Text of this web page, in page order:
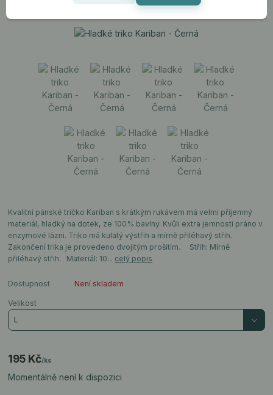
Kvalitní pánské tričko Kariban s krátkým rukávem má velmi příjemný
materiál, hladký na dotek, ze 100% bavlny. Kvůli extra jemnosti práno v
enzymové lázni. Triko má kulatý výstřih a mírně přiléhavý střih.
Zakončení trika je provedeno dvojitým prošitím. Střih: Mírně
přiléhavý střih. Materiál: 10... celý popis
Dostupnost Není skladem
Velikost
195 Kč/ks
Momentálně není k dispozici